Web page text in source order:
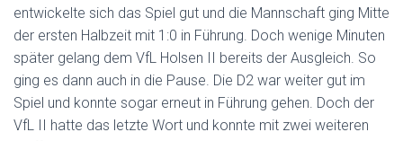
entwickelte sich das Spiel gut und die Mannschaft ging Mitte
der ersten Halbzeit mit 1:0 in Führung. Doch wenige Minuten
später gelang dem VfL Holsen II bereits der Ausgleich. So
ging es dann auch in die Pause. Die D2 war weiter gut im
Spiel und konnte sogar erneut in Führung gehen. Doch der
VfL II hatte das letzte Wort und konnte mit zwei weiteren